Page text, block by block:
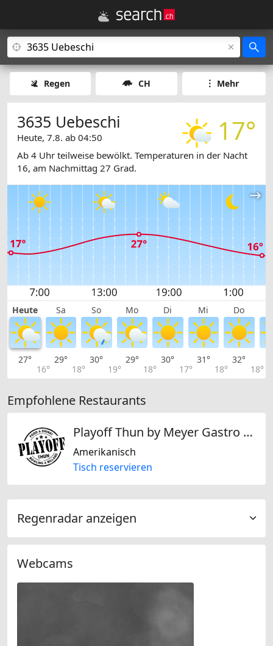
Regen CH Mehr
17°
3635 Uebeschi
Heute, 7.8. ab 04:50
Ab 4 Uhr teilweise bewölkt. Temperaturen in der Nacht
16, am Nachmittag 27 Grad.
Heute Sa So Mo Di Mi Do
27°
16°
29°
18°
30°
19°
29°
18°
30°
17°
31°
18°
32°
18°
Empfohlene Restaurants
Playoff Thun by Meyer Gastro & Event GmbH
Amerikanisch
Tisch reservieren
Regenradar anzeigen
Webcams